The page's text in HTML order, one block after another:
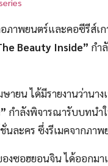
ภาพยนตร์และคอซีรีส์เ
Beauty Inside” กำ
ษายน ได้มีรายงานว่านา
กำลังพิจารณารับบทนำ
ชั่นละคร ซึ่งรีเมคจากภา
งซอฮยอนจิน ได้ออกมา